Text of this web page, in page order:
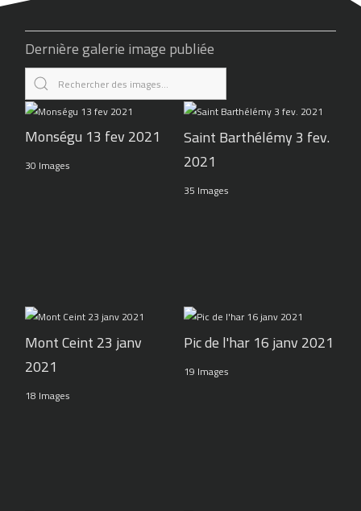
Dernière galerie image publiée
Monségu 13 fev 2021
30 Images
Saint Barthélémy 3 fev.
2021
35 Images
Mont Ceint 23 janv
2021
18 Images
Pic de l'har 16 janv 2021
19 Images